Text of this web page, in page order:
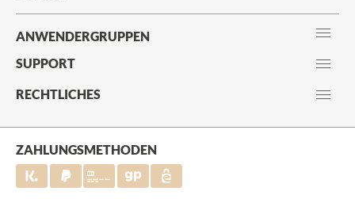
ANWENDERGRUPPEN
SUPPORT
RECHTLICHES
ZAHLUNGSMETHODEN